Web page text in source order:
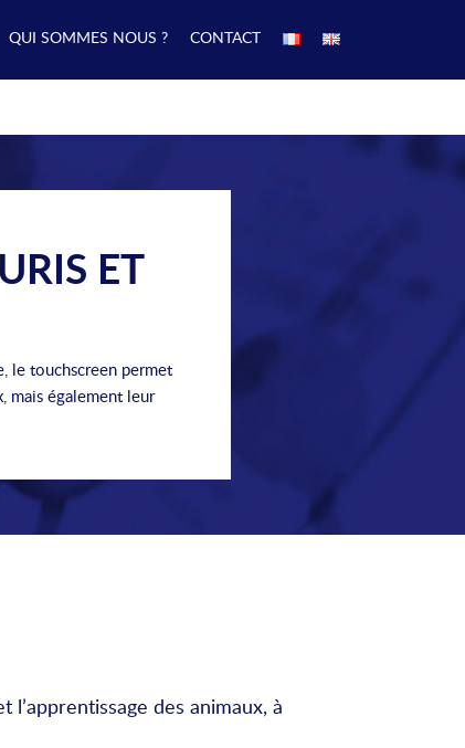
QUI SOMMES NOUS ? CONTACT
ET
le touchscreen permet
mais également leur
des animaux, à